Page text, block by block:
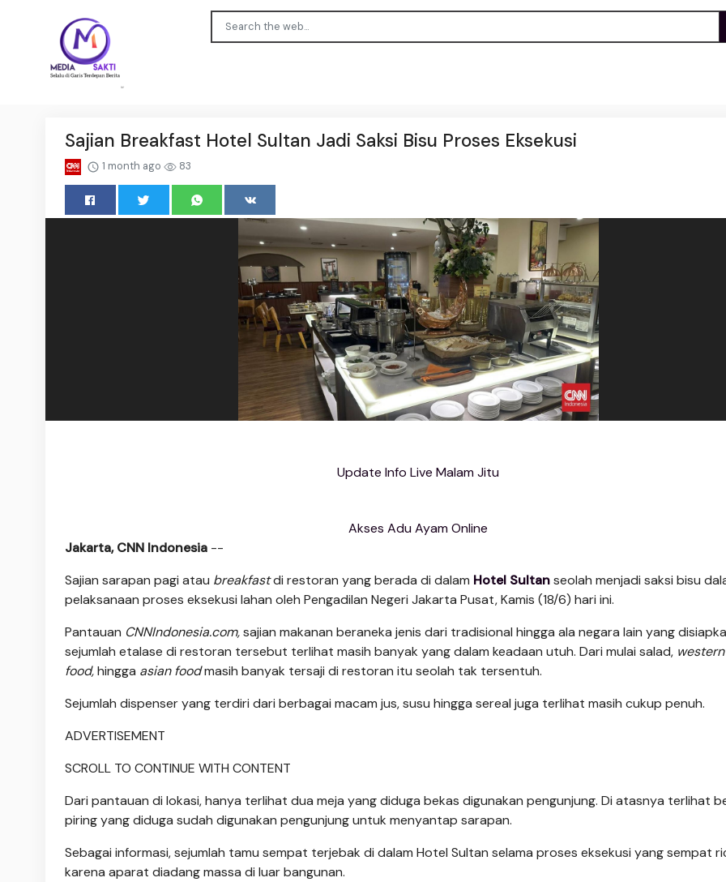
Sajian Breakfast Hotel Sultan Jadi Saksi Bisu Proses Eksekusi
1 month ago 83
Update Info Live Malam Jitu
Akses Adu Ayam Online
Jakarta, CNN Indonesia --
Sajian sarapan pagi atau breakfastdi restoran yang berada di dalam Hotel Sultanseolah menjadi saksi bisu
pelaksanaan proses eksekusi lahan oleh Pengadilan Negeri Jakarta Pusat, Kamis (18/6) hari ini.
Pantauan CNNIndonesia.com,sajian makanan beraneka jenis dari tradisional hingga ala negara lain yang
sejumlah etalase di restoran tersebut terlihat masih banyak yang dalam keadaan utuh. Dari mulai salad, western
food,hingga asian foodmasih banyak tersaji di restoran itu seolah tak tersentuh.
Sejumlah dispenser yang terdiri dari berbagai macam jus, susu hingga sereal juga terlihat masih cukup penuh.
ADVERTISEMENT
SCROLL TO CONTINUE WITH CONTENT
Dari pantauan di lokasi, hanya terlihat dua meja yang diduga bekas digunakan pengunjung. Di atasnya terlihat
piring yang diduga sudah digunakan pengunjung untuk menyantap sarapan.
Sebagai informasi, sejumlah tamu sempat terjebak di dalam Hotel Sultan selama proses eksekusi yang sempat
karena aparat diadang massa di luar bangunan.